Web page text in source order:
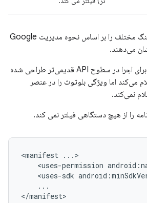
مثال‌های زیر اثرات فیلترینگ مختلف را بر اساس نحوه مدیریت Google
در مثال اول، برنامه‌ای که برای اجرا در سطوح API قدیمی‌تر طراحی شده
می‌کند اما ویژگی بلوتوث را در عنصر
نمی‌کند.
<manifest
<uses-permission
<uses-sdk
...
</manifest>